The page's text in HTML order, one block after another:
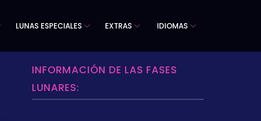
LUNAS ESPECIALES EXTRAS IDIOMAS
INFORMACIÓN DE LAS FASES
LUNARES: